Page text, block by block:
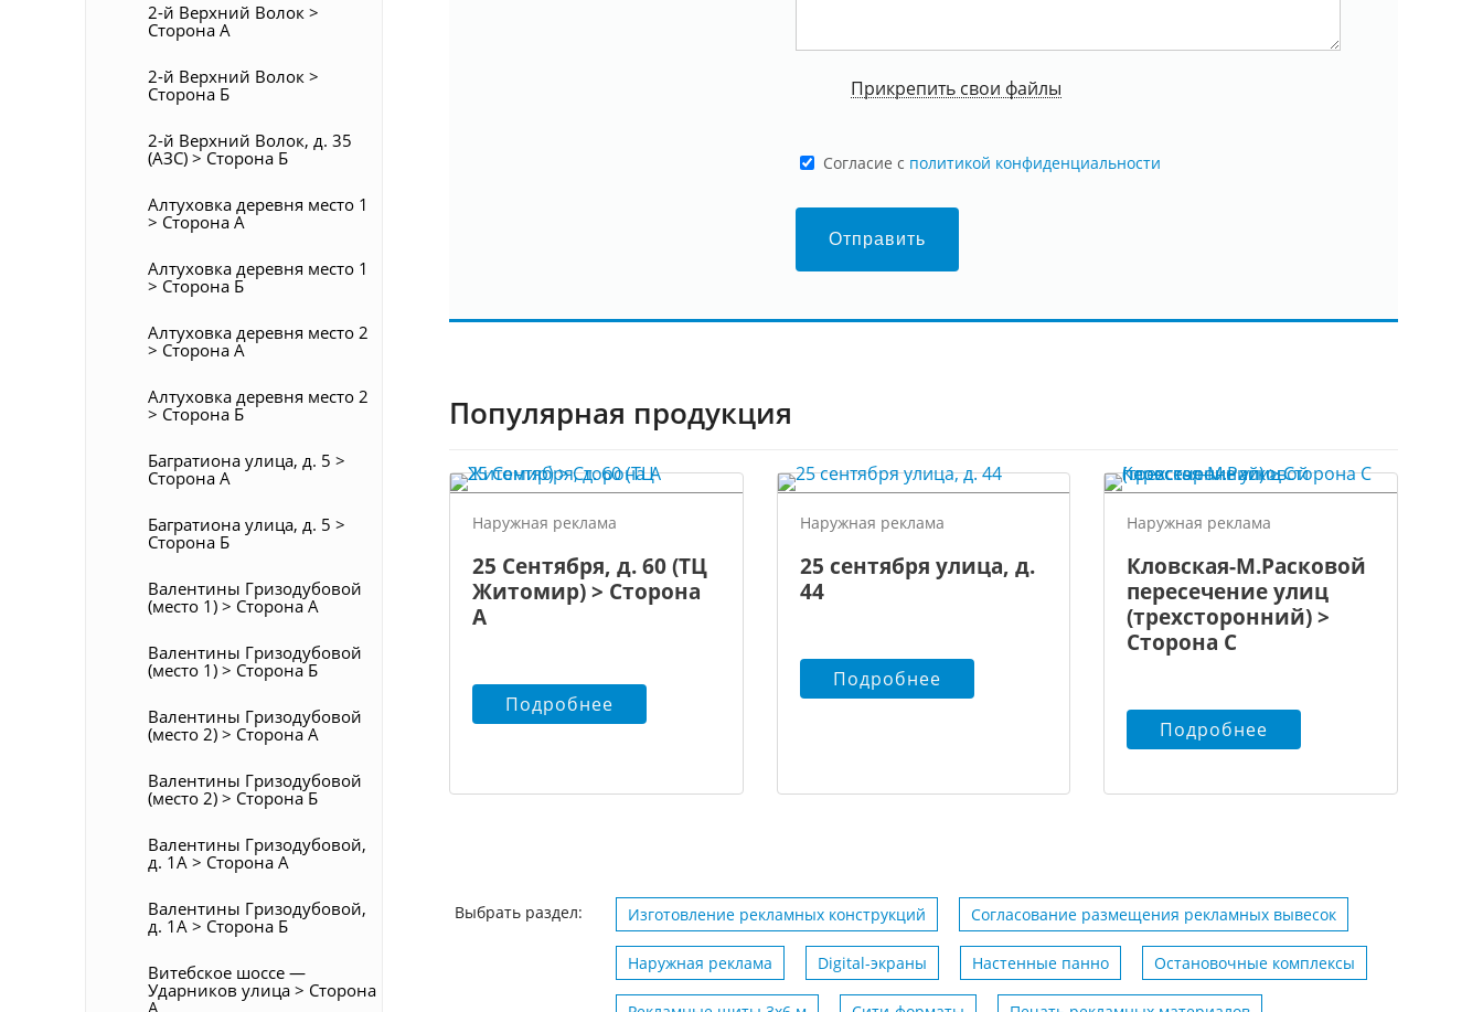
2-й Верхний Волок >
Сторона А
2-й Верхний Волок >
Сторона Б
2-й Верхний Волок, д. 35
(АЗС) > Сторона Б
Алтуховка деревня место 1
> Сторона А
Алтуховка деревня место 1
> Сторона Б
Алтуховка деревня место 2
> Сторона А
Алтуховка деревня место 2
> Сторона Б
Багратиона улица, д. 5 >
Сторона А
Багратиона улица, д. 5 >
Сторона Б
Валентины Гризодубовой
(место 1) > Сторона А
Валентины Гризодубовой
(место 1) > Сторона Б
Валентины Гризодубовой
(место 2) > Сторона А
Валентины Гризодубовой
(место 2) > Сторона Б
Валентины Гризодубовой,
д. 1А > Сторона А
Валентины Гризодубовой,
д. 1А > Сторона Б
Витебское шоссе —
Ударников улица > Сторона
А
Прикрепить свои файлы
Cогласие с политикой конфиденциальности
Отправить
Популярная продукция
Наружная реклама
25 Сентября, д. 60 (ТЦ
Житомир) > Сторона
А
Подробнее
Наружная реклама
25 сентября улица, д.
44
Подробнее
Наружная реклама
Кловская-М.Расковой
пересечение улиц
(трехсторонний) >
Сторона С
Подробнее
Выбрать раздел: Изготовление рекламных конструкций Согласование размещения рекламных вывесок
Наружная реклама Digital-экраны Настенные панно Остановочные комплексы